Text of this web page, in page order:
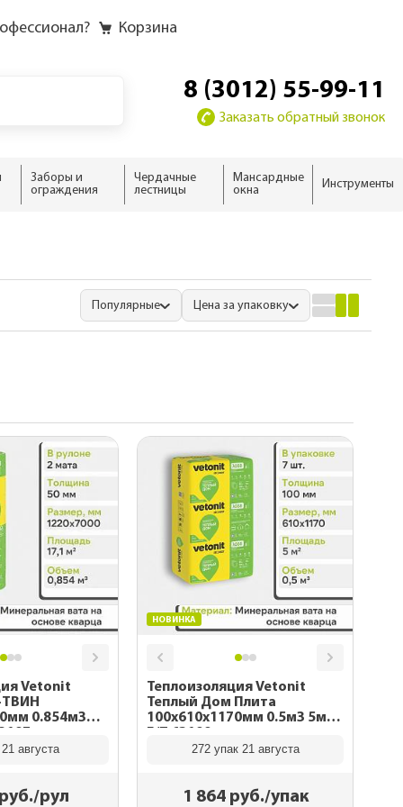
Корзина
8 (3012) 55-99-11
Заказать обратный звонок
Заборы и
ограждения
Чердачные
лестницы
Мансардные
окна
Инструменты
Популярные Цена за упаковку
Vetonit
августа
руб./рул
НОВИНКА
Теплоизоляция Vetonit
Теплый Дом Плита
100х610х1170мм 0.5м3 5м2 /
272 упак 21 августа
1 864руб./упак